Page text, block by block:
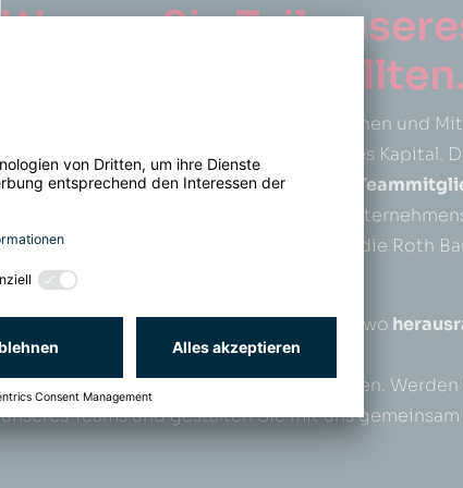
Warum Sie Teil
Teams werden sollten.
Bei Roth Bau stehen unsere Mitarbeiterinnen und
im Mittelpunkt – sie sind unser wertvollstes Kapital.
Anerkennung und Wertschätzung
jedes
ein zentrales Anliegen. Als Teil unseres
genießen Sie eine Vielzahl von Vorteilen, die Roth
herausragenden Arbeitsplatz machen.
Entdecken Sie Ihre Zukunft bei Roth Bau, wo
Arbeitsbedingungenund vielfältige
Entwicklungsmöglichkeitenauf Sie warten. Werden
unseres Teams und gestalten Sie mit uns